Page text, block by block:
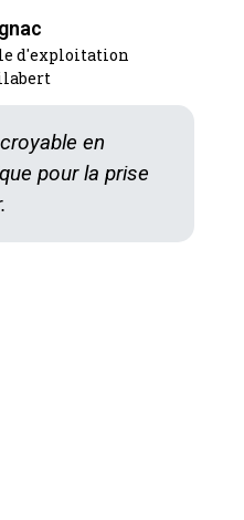
en
pour la prise
d'exploitation